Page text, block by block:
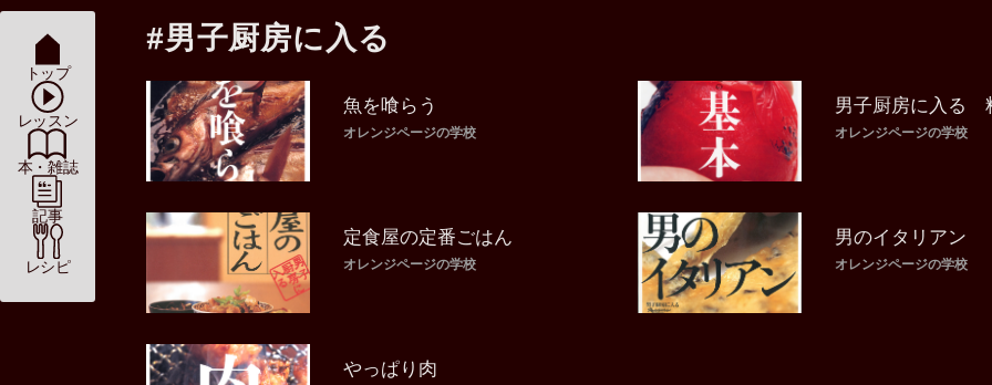
トップ
レッスン
本・雑誌
記事
レシピ
#男子厨房に入る
魚を喰らう
オレンジページの学校
男子厨房に入る
オレンジページの学校
定食屋の定番ごはん
オレンジページの学校
男のイタリアン
オレンジページの学校
やっぱり肉